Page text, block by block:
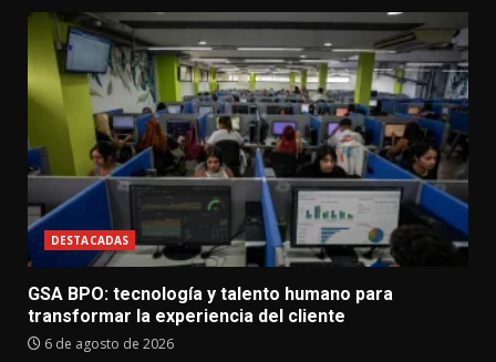
DESTACADAS
GSA BPO: tecnología y talento humano para
transformar la experiencia del cliente
6 de agosto de 2026